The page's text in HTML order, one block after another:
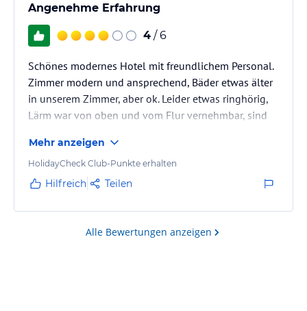
Angenehme Erfahrung
4 / 6
Schönes modernes Hotel mit freundlichem Personal.
Zimmer modern und ansprechend, Bäder etwas älter
in unserem Zimmer, aber ok. Leider etwas ringhörig,
Lärm war von oben und vom Flur vernehmbar, sind
Frühstück gut.
Mehr anzeigen
HolidayCheck Club-Punkte erhalten
Hilfreich Teilen
Alle Bewertungen anzeigen